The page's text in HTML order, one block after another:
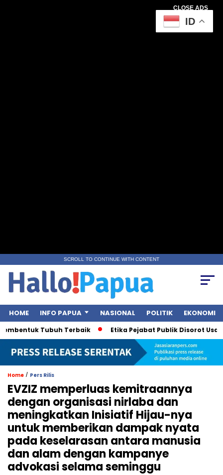
CLOSE ADS
SCROLL TO CONTINUE WITH CONTENT
HOME INFO PAPUA NASIONAL POLITIK EKONOMI
Tubuh Terbaik Etika Pejabat Publik Disorot Usai
Home / Pers Rilis
EVZIZ memperluas kemitraannya
dengan organisasi nirlaba dan
meningkatkan Inisiatif Hijau-nya
untuk memberikan dampak nyata
pada keselarasan antara manusia
dan alam dengan kampanye
advokasi selama seminggu
ID